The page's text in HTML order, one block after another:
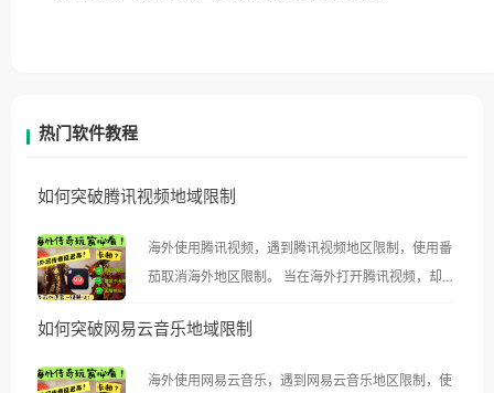
热门软件教程
如何突破腾讯视频地域限制
海外使用腾讯视频，遇到腾讯视频地区限制，使用番
茄取消海外地区限制。 当在海外打开腾讯视频，却突
示语。 海外用户如香港、澳门、台湾、美国、加拿
如何突破网易云音乐地域限制
海外使用网易云音乐，遇到网易云音乐地区限制，使